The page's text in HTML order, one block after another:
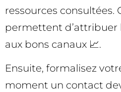
ressources consultées.
permettent d’attribuer
aux bons canaux 📈.
Ensuite, formalisez
moment un contact